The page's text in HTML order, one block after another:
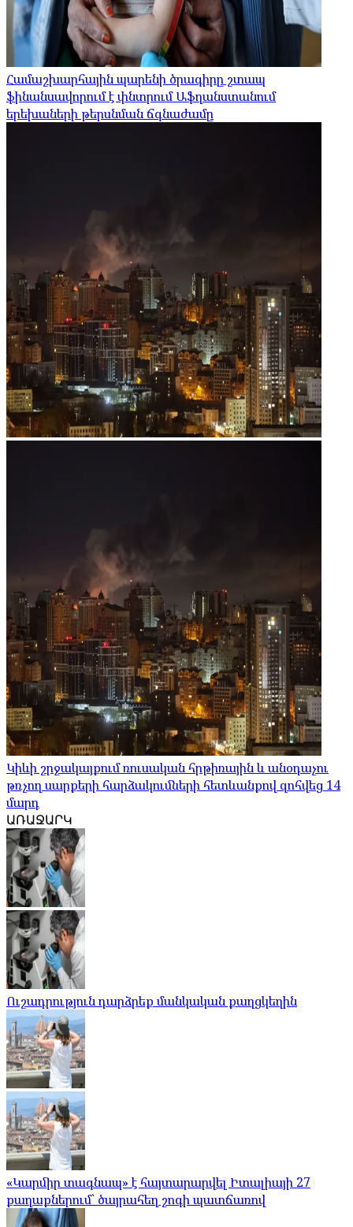
Համաշխարհային պարենի ծրագիրը շտապ
ֆինանսավորում է փնտրում Աֆղանստանում
երեխաների թերսնման ճգնաժամը
Կիևի շրջակայքում ռուսական հրթիռային և անօդաչու
թռչող սարքերի հարձակումների հետևանքով զոհվեց 14
մարդ
ԱՌԱՋԱՐԿ
Ուշադրություն դարձրեք մանկական քաղցկեղին
«Կարմիր տագնապ» է հայտարարվել Իտալիայի 27
քաղաքներում՝ ծայրահեղ շոգի պատճառով